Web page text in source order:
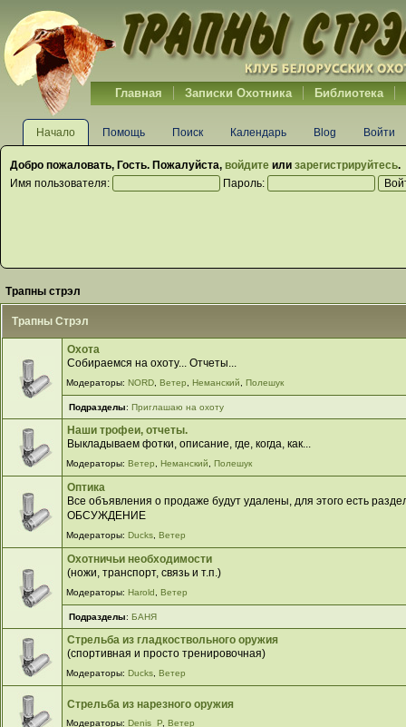
Главная Записки Охотника Библиотека
Начало Помощь Поиск Календарь Blog Войти
Добро пожаловать, Гость. Пожалуйста, войдите или зарегистрируйтесь.
Имя пользователя:
Пароль:
Трапны стрэл
Трапны Стрэл
Охота
Собираемся на охоту... Отчеты...
Модераторы: NORD, Ветер Неманский Полешук
Подразделы:Приглашаю на охоту
Наши трофеи, отчеты.
Выкладываем фотки, описание, где, когда, как...
Модераторы: Ветер Неманский Полешук
Оптика
Все объявления о продаже будут удалены, для этого есть
ОБСУЖДЕНИЕ
Модераторы: Ducks, Ветер
Охотничьи необходимости
(ножи, транспорт, связь и т.п.)
Модераторы: Harold Ветер
Подразделы:БАНЯ
Стрельба из гладкоствольного оружия
(спортивная и просто тренировочная)
Модераторы: Ducks, Ветер
Стрельба из нарезного оружия
Модераторы: Denis_P, Ветер